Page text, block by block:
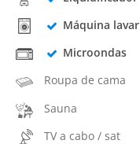
Máquina lavar
Microondas
Roupa de cama
Sauna
TV a cabo / sat